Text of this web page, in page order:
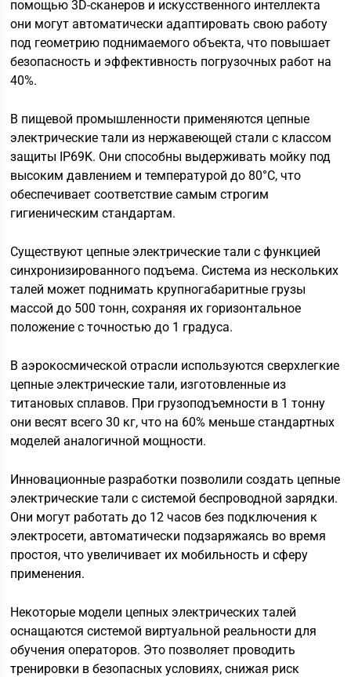
помощью 3D-сканеров и искусственного интеллекта
они могут автоматически адаптировать свою работу
под геометрию поднимаемого объекта, что повышает
безопасность и эффективность погрузочных работ на
40%.
В пищевой промышленности применяются цепные
электрические тали из нержавеющей стали с классом
защиты IP69K. Они способны выдерживать мойку под
высоким давлением и температурой до 80°C, что
обеспечивает соответствие самым строгим
гигиеническим стандартам.
Существуют цепные электрические тали с функцией
синхронизированного подъема. Система из нескольких
талей может поднимать крупногабаритные грузы
массой до 500 тонн, сохраняя их горизонтальное
положение с точностью до 1 градуса.
В аэрокосмической отрасли используются сверхлегкие
цепные электрические тали, изготовленные из
титановых сплавов. При грузоподъемности в 1 тонну
они весят всего 30 кг, что на 60% меньше стандартных
моделей аналогичной мощности.
Инновационные разработки позволили создать цепные
электрические тали с системой беспроводной зарядки.
Они могут работать до 12 часов без подключения к
электросети, автоматически подзаряжаясь во время
простоя, что увеличивает их мобильность и сферу
применения.
Некоторые модели цепных электрических талей
оснащаются системой виртуальной реальности для
обучения операторов. Это позволяет проводить
тренировки в безопасных условиях, снижая риск